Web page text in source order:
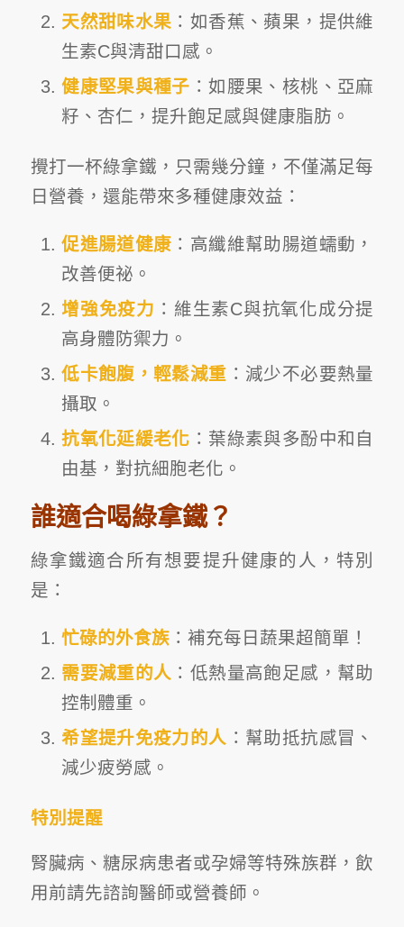
天然甜味水果 ：如香蕉、蘋果，提供維
生素C與清甜口感 。
健康堅果與種子 ：如腰果、核桃、亞麻
籽、杏仁，提升飽足感與健康脂肪 。
攪打一杯綠拿鐵，只需幾分鐘，不僅滿足每
日營養，還能帶來多種健康效益：
促進腸道健康 ：高纖維幫助腸道蠕動，
改善便祕 。
增強免疫力 ：維生素C與抗氧化成分提
高身體防禦力 。
低卡飽腹，輕鬆減重 ：減少不必要熱量
攝取 。
抗氧化延緩老化 ：葉綠素與多酚中和自
由基，對抗細胞老化。
誰適合喝綠拿鐵？
綠拿鐵適合所有想要提升健康的人，特別
是：
忙碌的外食族 ：補充每日蔬果超簡單！
需要減重的人 ：低熱量高飽足感，幫助
控制體重。
希望提升免疫力的人 ：幫助抵抗感冒、
減少疲勞感。
特別提醒
腎臟病、糖尿病患者或孕婦等特殊族群，飲
用前請先諮詢醫師或營養師。